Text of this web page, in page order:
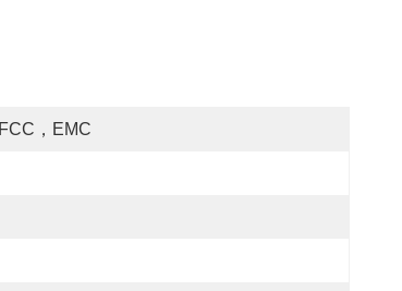
，EMC